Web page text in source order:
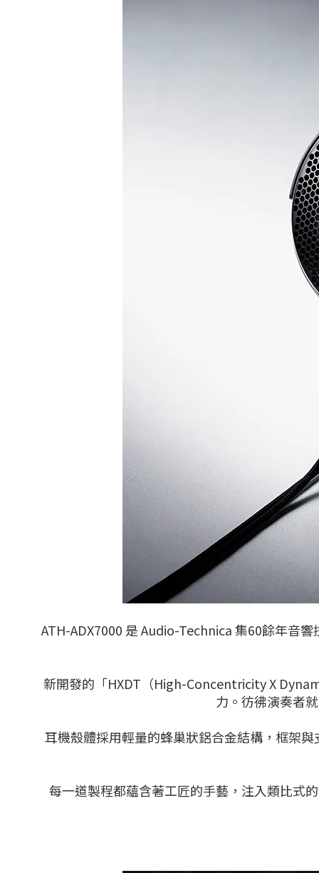
ATH-ADX7000 是 Audio-Technica 集60餘年音
新開發的「HXDT（High-Concentricity X
力。彷彿演奏者
耳機殼體採用輕量的蜂巢狀鋁合金結構，框架
每一道製程都蘊含著工匠的手藝，注入類比式